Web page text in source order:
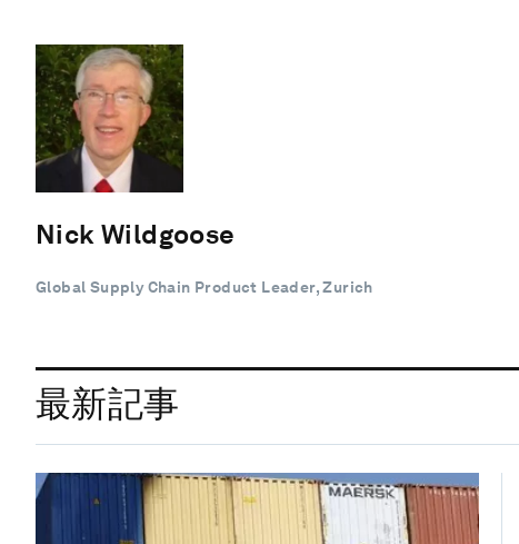
Nick Wildgoose
Global Supply Chain Product Leader, Zurich
最新記事